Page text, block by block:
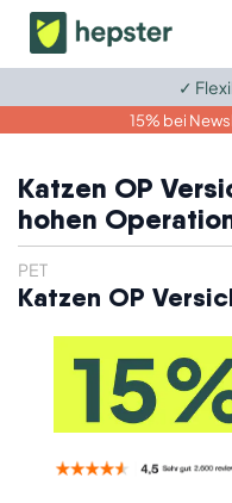
Zum Kundenkonto
E-Bike
Elektronik
Grundversicherungen
Ratgeber
Für Unternehmen
✓
15% bei
Katzen OP
hohen
PET
Katzen OP